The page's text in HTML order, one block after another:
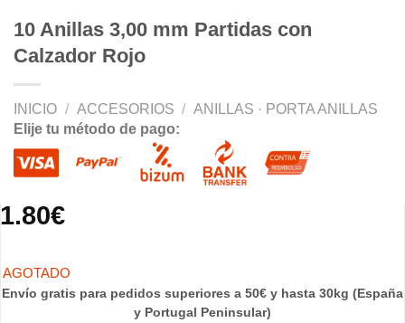
10 Anillas 3,00 mm Partidas con
Calzador Rojo
INICIO / ACCESORIOS / ANILLAS · PORTA ANILLAS
Elije tu método de pago:
1.80€
Envío gratis para pedidos superiores a 50€ y hasta 30kg (España
y Portugal Peninsular)